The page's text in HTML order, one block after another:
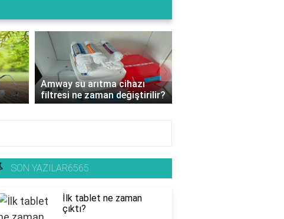
Amway su arıtma cihazı
filtresi ne zaman değiştirilir?
›
SON YAZILAR6565
İlk tablet ne zaman
çıktı?